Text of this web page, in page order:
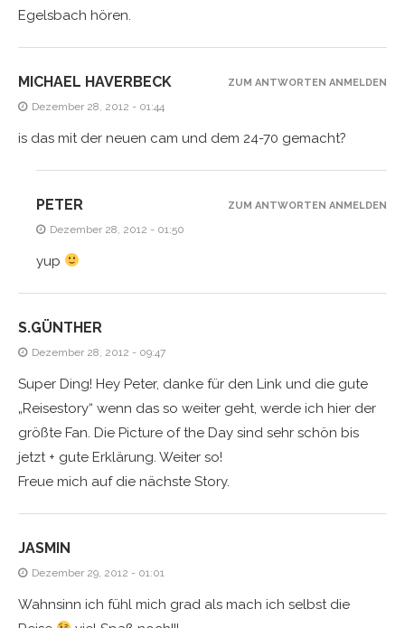
Egelsbach hören.
MICHAEL HAVERBECK
Dezember 28, 2012 - 01:44
is das mit der neuen cam und dem 24-70 gemacht?
ZUM ANTWORTEN ANMELDEN
PETER
Dezember 28, 2012 - 01:50
yup
ZUM ANTWORTEN ANMELDEN
S.GÜNTHER
Dezember 28, 2012 - 09:47
Super Ding! Hey Peter, danke für den Link und die gute
„Reisestory“ wenn das so weiter geht, werde ich hier der
größte Fan. Die Picture of the Day sind sehr schön bis
jetzt + gute Erklärung. Weiter so!
Freue mich auf die nächste Story.
JASMIN
Dezember 29, 2012 - 01:01
Wahnsinn ich fühl mich grad als mach ich selbst die